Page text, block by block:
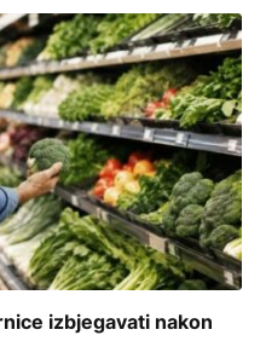
izbjegavati nakon